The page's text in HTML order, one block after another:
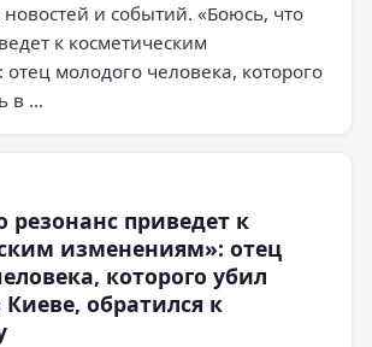
и событий. «Боюсь, что
к косметическим
молодого человека, которого
в …
резонанс приведет к
изменениям»: отец
которого убил
обратился к